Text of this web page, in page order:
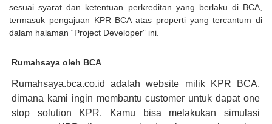
sesuai syarat dan ketentuan perkreditan yang berlaku di BCA,
termasuk pengajuan KPR BCA atas properti yang tercantum di
dalam halaman “Project Developer” ini.
Rumahsaya oleh BCA
Rumahsaya.bca.co.id adalah website milik KPR BCA,
dimana kami ingin membantu customer untuk dapat one
stop solution KPR. Kamu bisa melakukan simulasi